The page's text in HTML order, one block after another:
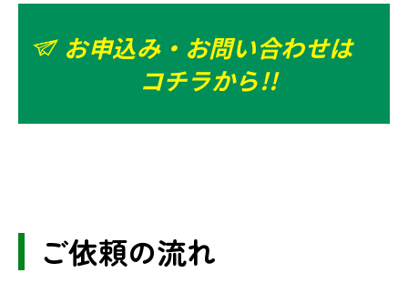
お申込み・お問い合わせは
コチラから!!
ご依頼の流れ